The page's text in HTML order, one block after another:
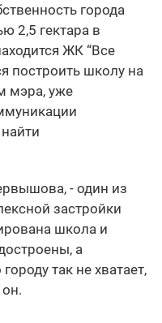
города
2,5 гектара в
ЖК “Все
построить школу на
мэра, уже
- один из
застройки
школа и
а
так не хватает,